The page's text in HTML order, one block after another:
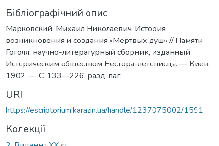
Бібліографічний опис
Марковский, Михаил Николаевич. История
возникновения и создания «Мертвых душ» // Памяти
Гоголя: научно-литературный сборник, изданный
Историческим обществом Нестора-летописца. — Киев,
1902. — С. 133—226, разд. паг.
URI
https://escriptorium.karazin.ua/handle/1237075002/1591
Колекції